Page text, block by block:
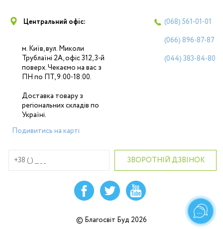
Центральний офіс:
м. Київ, вул. Миколи
Трублаїні 2А, офіс 312, 3-й
поверх. Чекаємо на вас з
ПН по ПТ, 9:00-18:00.
Доставка товару з
регіональних складів по
Україні.
Подивитись на карті
(068) 561-01-01
(066) 896-87-87
(044) 383-84-80
© Благосвіт Буд 2026